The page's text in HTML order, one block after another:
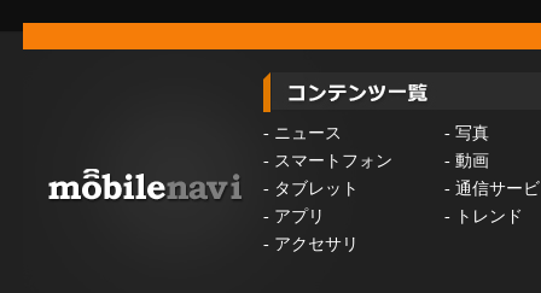
- ニュース - 写真
- スマートフォン - 動画
- タブレット - 通信サー
- アプリ -
トレンド
- アクセサリ